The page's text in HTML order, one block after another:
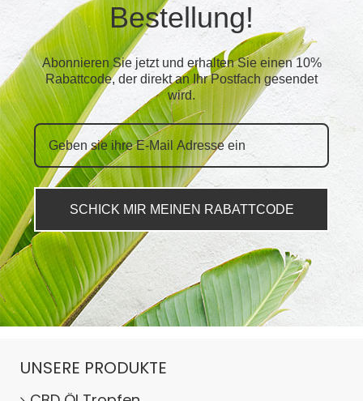
Bestellung!
Abonnieren Sie jetzt und erhalten Sie einen 10%
Rabattcode, der direkt an Ihr Postfach gesendet
wird.
SCHICK MIR MEINEN RABATTCODE
UNSERE PRODUKTE